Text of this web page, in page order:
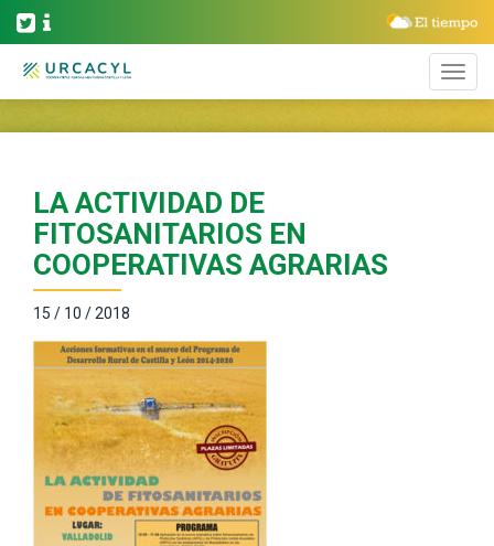
LA ACTIVIDAD DE
FITOSANITARIOS EN
COOPERATIVAS AGRARIAS
15 / 10 / 2018